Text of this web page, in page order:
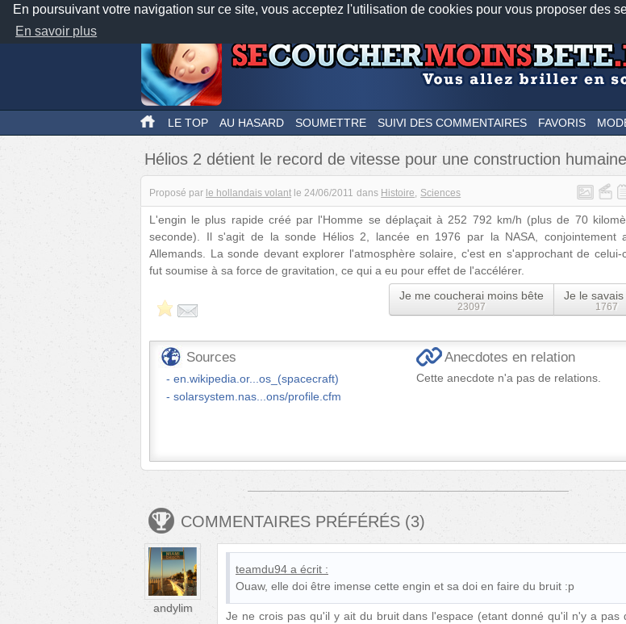
En poursuivant votre navigation sur ce site, vous acceptez l'utilisation de cookies pour vous proposer des
En savoir plus
Nos applications mobiles
LE TOP AU HASARD SOUMETTRE SUIVI DES COMMENTAIRES FAVORIS
Hélios 2 détient le record de vitesse pour une construction humaine
Proposé par le hollandais volant le 24/06/2011 dans Histoire Sciences
L'engin le plus rapide créé par l'Homme se déplaçait à 252 792 km/h (plus de 70
seconde). Il s'agit de la sonde Hélios 2, lancée en 1976 par la NASA, conjointement
Allemands. La sonde devant explorer l'atmosphère solaire, c'est en s'approchant de celui-
fut soumise à sa force de gravitation, ce qui a eu pour effet de l'accélérer.
Je me coucherai moins bête
23097
Je le savais
1767
Sources
en.wikipedia.or...os_(spacecraft)
solarsystem.nas...ons/profile.cfm
Anecdotes en relation
Cette anecdote n'a pas de relations.
COMMENTAIRES PRÉFÉRÉS (3)
andylim
teamdu94 a écrit :
Ouaw, elle doi être imense cette engin et sa doi en faire du bruit :p
Je ne crois pas qu'il y ait du bruit dans l'espace (etant donné qu'il n'y a pas